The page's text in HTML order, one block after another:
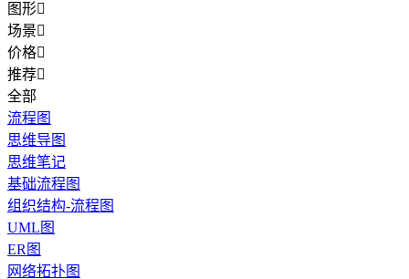
图形
场景
价格
推荐
全部
流程图
思维导图
思维笔记
基础流程图
组织结构-流程图
UML图
ER图
网络拓扑图